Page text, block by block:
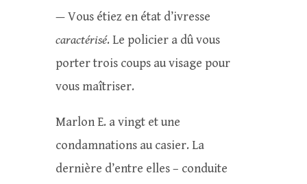
— Vous étiez en état d’ivresse
caractérisé. Le policier a dû vous
porter trois coups au visage pour
vous maîtriser.
Marlon E. a vingt et une
condamnations au casier. La
dernière d’entre elles – conduite